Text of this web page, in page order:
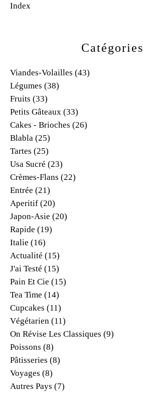
Catégories
Viandes-Volailles (43)
Légumes (38)
Fruits (33)
Petits Gâteaux (33)
Cakes - Brioches (26)
Blabla (25)
Tartes (25)
Usa Sucré (23)
Crèmes-Flans (22)
Entrée (21)
Aperitif (20)
Japon-Asie (20)
Rapide (19)
Italie (16)
Actualité (15)
J'ai Testé (15)
Pain Et Cie (15)
Tea Time (14)
Cupcakes (11)
Végétarien (11)
On Révise Les Classiques (9)
Poissons (8)
Pâtisseries (8)
Voyages (8)
Autres Pays (7)
Index